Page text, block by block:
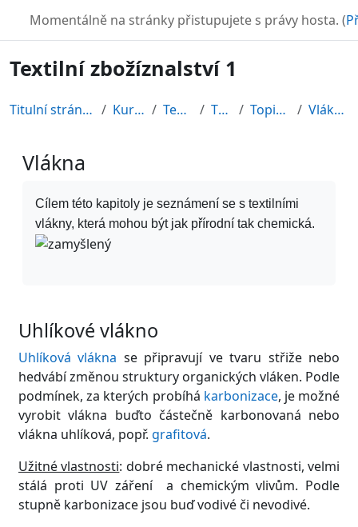
TURBO
Momentálně na stránky přistupujete s právy hosta. (
Textilní zbožíznalství 1
Titulní stránka Kurzy Textil TZB Topic 1 Vlákna
Vlákna
Cílem této kapitoly je seznámení se s textilními
vlákny, která mohou být jak přírodní tak chemická.
Uhlíkové vlákno
Uhlíková vlákna se připravují ve tvaru střiže nebo
hedvábí změnou struktury organických vláken. Podle
podmínek, za kterých probíhá karbonizace, je možné
vyrobit vlákna buďto částečně karbonovaná nebo
vlákna uhlíková, popř. grafitová.
Užitné vlastnosti: dobré mechanické vlastnosti, velmi
stálá proti UV záření a chemickým vlivům. Podle
stupně karbonizace jsou buď vodivé či nevodivé.